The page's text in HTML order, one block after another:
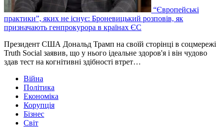
“Європейські
практики”, яких не існує: Броневицький розповів, як
призначають генпрокурора в країнах ЄС
Президент США Дональд Трамп на своїй сторінці в соцмережі
Truth Social заявив, що у нього ідеальне здоров'я і він чудово
здав тест на когнітивні здібності втрет…
Війна
Політика
Економіка
Корупція
Бізнес
Світ